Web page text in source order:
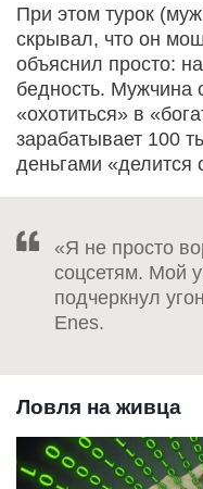
При этом турок
скрывал, что он
объяснил просто:
бедность. Мужчина
«охотиться» в
зарабатывает 100
деньгами «делится
«Я не просто
соцсетям. Мой
подчеркнул
Enes.
Ловля на живца